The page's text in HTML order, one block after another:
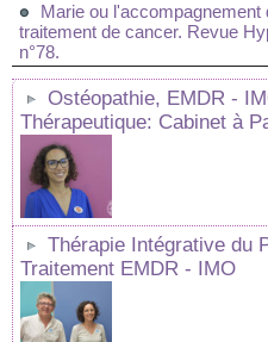
Marie ou l'accompagnement
traitement de cancer. Revue
n°78.
Ostéopathie, EMDR -
Thérapeutique: Cabinet à
Thérapie Intégrative du
Traitement EMDR - IMO